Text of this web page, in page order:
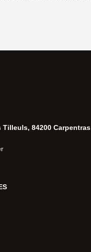
Tilleuls, 84200 Carpentras